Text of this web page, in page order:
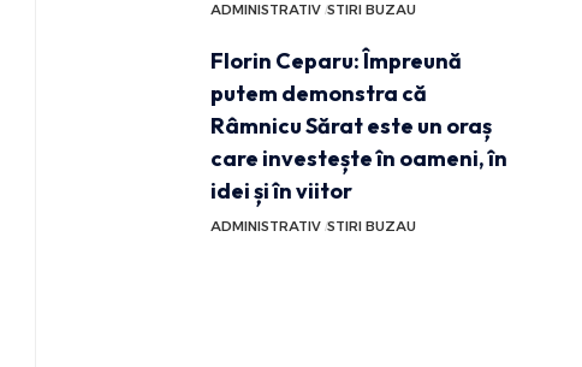
ADMINISTRATIV STIRI BUZAU
Florin Ceparu: Împreună
putem demonstra că
Râmnicu Sărat este un oraș
care investește în oameni, în
idei și în viitor
ADMINISTRATIV STIRI BUZAU